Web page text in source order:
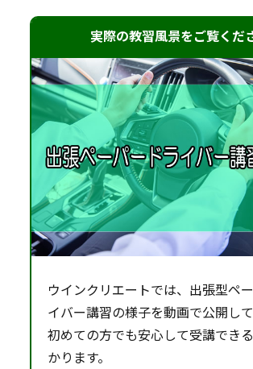
実際の教習風景をご覧くだ
ウインクリエートでは、出張型ペ
イバー講習の様子を動画で公開して
初めての方でも安心して受講でき
かります。